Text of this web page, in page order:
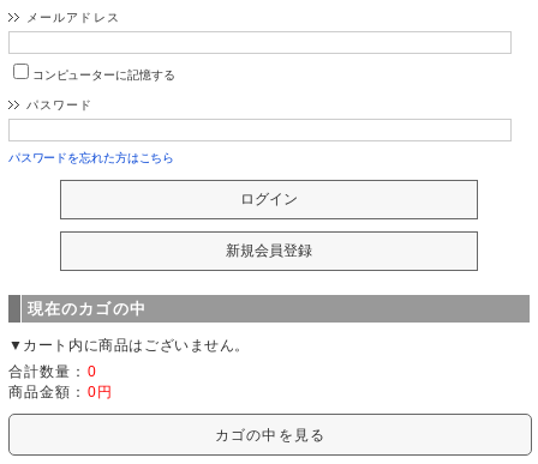
メールアドレス
コンピューターに記憶する
パスワード
パスワードを忘れた方はこちら
現在のカゴの中
▼カート内に商品はございません。
合計数量： 0
商品金額： 0円
カゴの中を見る